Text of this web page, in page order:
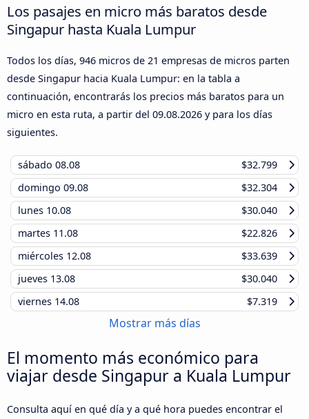
Los pasajes en micro más baratos desde
Singapur hasta Kuala Lumpur
Todos los días, 946 micros de 21 empresas de micros parten
desde Singapur hacia Kuala Lumpur: en la tabla a
continuación, encontrarás los precios más baratos para un
micro en esta ruta, a partir del 09.08.2026 y para los días
siguientes.
sábado 08.08
$32.799
domingo 09.08
$32.304
lunes 10.08
$30.040
martes 11.08
$22.826
miércoles 12.08
$33.639
jueves 13.08
$30.040
viernes 14.08 $7.319
Mostrar más días
El momento más económico para
viajar desde Singapur a Kuala Lumpur
Consulta aquí en qué día y a qué hora puedes encontrar el